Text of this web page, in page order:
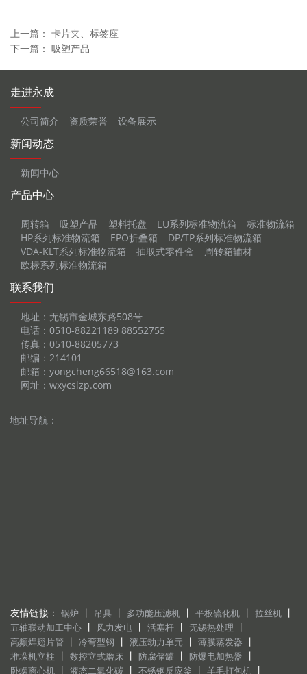
上一篇： 卡片夹、标签座
下一篇： 吸塑产品
走进永成
公司简介 资质荣誉 设备展示
新闻动态
新闻中心
产品中心
周转箱 吸塑产品 塑料托盘 EU系列标准物流箱
标准物流箱
HP系列标准物流箱
EPO折叠箱
DP/TP系列标准物流箱
VDA-KLT系列标准物流箱
抽取式零件盒
周转箱辅材
欧标系列标准物流箱
联系我们
地址：无锡市金城东路508号
电话：0510-88221189 88552755
传真：0510-88205773
邮编：214101
邮箱：yongcheng66518@163.com
网址：wxycslzp.com
地址导航：
友情链接： 锅炉 丨 吊具 丨 多功能压滤机 丨 平板硫化机 丨 拉丝机 丨
五轴联动加工中心 丨 风力发电 丨 活塞杆 丨 无锡热处理 丨
高频焊翅片管 丨 冷弯型钢 丨 液压动力单元 丨 薄膜蒸发器 丨
堆垛机立柱 丨 数控立式磨床 丨 防腐储罐 丨 防爆电加热器 丨
卧螺离心机 丨 液态二氧化碳 丨 不锈钢反应釜 丨 羊毛打包机 丨